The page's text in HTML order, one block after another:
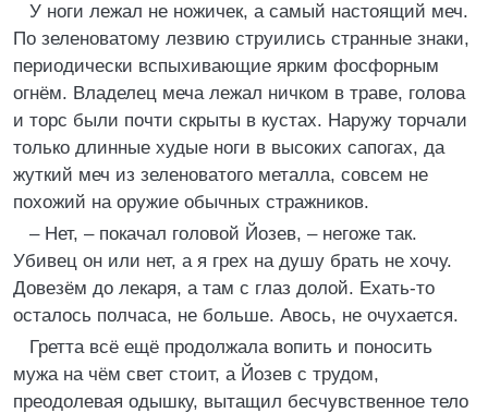
У ноги лежал не ножичек, а самый настоящий меч.
По зеленоватому лезвию струились странные знаки,
периодически вспыхивающие ярким фосфорным
огнём. Владелец меча лежал ничком в траве, голова
и торс были почти скрыты в кустах. Наружу торчали
только длинные худые ноги в высоких сапогах, да
жуткий меч из зеленоватого металла, совсем не
похожий на оружие обычных стражников.
– Нет, – покачал головой Йозев, – негоже так.
Убивец он или нет, а я грех на душу брать не хочу.
Довезём до лекаря, а там с глаз долой. Ехать-то
осталось полчаса, не больше. Авось, не очухается.
Гретта всё ещё продолжала вопить и поносить
мужа на чём свет стоит, а Йозев с трудом,
преодолевая одышку, вытащил бесчувственное тело